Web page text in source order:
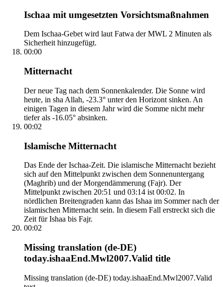
Ischaa mit umgesetzten Vorsichtsmaßnahmen
Dem Ischaa-Gebet wird laut Fatwa der MWL 2 Minuten als
Sicherheit hinzugefügt.
00:00
Mitternacht
Der neue Tag nach dem Sonnenkalender. Die Sonne wird
heute, in sha Allah, -23.3° unter den Horizont sinken. An
einigen Tagen in diesem Jahr wird die Somme nicht mehr
tiefer als -16.05° absinken.
00:02
Islamische Mitternacht
Das Ende der Ischaa-Zeit. Die islamische Mitternacht bezieht
sich auf den Mittelpunkt zwischen dem Sonnenuntergang
(Maghrib) und der Morgendämmerung (Fajr). Der
Mittelpunkt zwischen 20:51 und 03:14 ist 00:02. In
nördlichen Breitengraden kann das Ishaa im Sommer nach der
islamischen Mitternacht sein. In diesem Fall erstreckt sich die
Zeit für Ishaa bis Fajr.
00:02
Missing translation (de-DE)
today.ishaaEnd.Mwl2007.Valid title
Missing translation (de-DE) today.ishaaEnd.Mwl2007.Valid